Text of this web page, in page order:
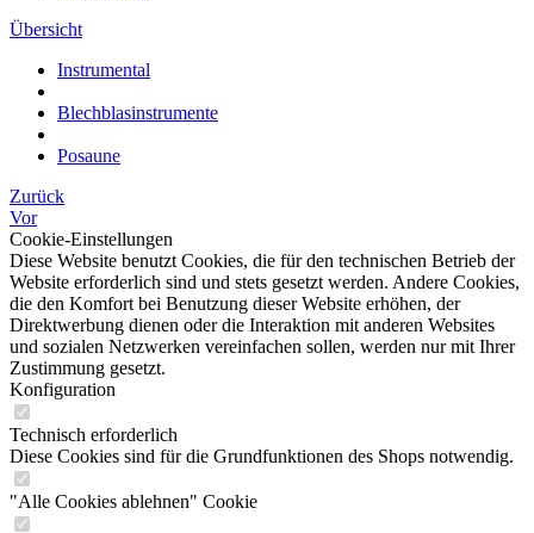
Übersicht
Instrumental
Blechblasinstrumente
Posaune
Zurück
Vor
Cookie-Einstellungen
Diese Website benutzt Cookies, die für den technischen Betrieb der
Website erforderlich sind und stets gesetzt werden. Andere Cookies,
die den Komfort bei Benutzung dieser Website erhöhen, der
Direktwerbung dienen oder die Interaktion mit anderen Websites
und sozialen Netzwerken vereinfachen sollen, werden nur mit Ihrer
Zustimmung gesetzt.
Konfiguration
Technisch erforderlich
Diese Cookies sind für die Grundfunktionen des Shops notwendig.
"Alle Cookies ablehnen" Cookie